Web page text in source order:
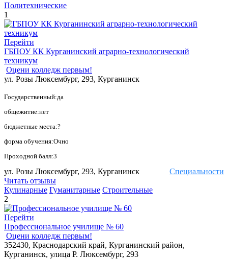
Политехнические
1
Перейти
ГБПОУ КК Курганинский аграрно-технологический
техникум
Оцени колледж первым!
ул. Розы Люксембург, 293, Курганинск
Государственный:да
общежитие:нет
бюджетные места:?
форма обучения:Очно
Проходной балл:3
Специальности
ул. Розы Люксембург, 293, Курганинск
Читать отзывы
Кулинарные Гуманитарные Строительные
2
Перейти
Профессиональное училище № 60
Оцени колледж первым!
352430, Краснодарский край, Курганинский район,
Курганинск, улица Р. Люксембург, 293